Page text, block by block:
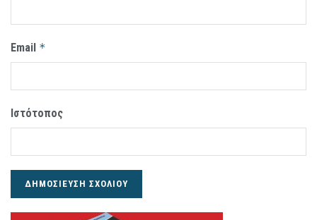
Email *
Ιστότοπος